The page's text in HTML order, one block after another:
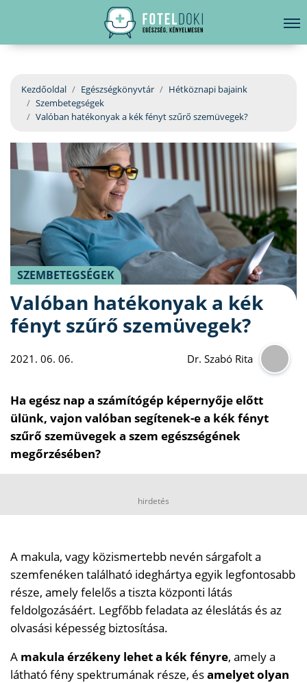
EGÉSZSÉGKÖNYVTÁR
BETEGSÉGKALAUZ
ÜGYELETKERESŐ
ORVOS VÁLASZOL
ORVOSKERESŐ
hirdetés
Kezdőoldal Egészségkönyvtár
Hétköznapi bajaink
Szembetegségek
Valóban hatékonyak a kék fényt szűrő szemüvegek?
SZEMBETEGSÉGEK
Valóban hatékonyak a kék
fényt szűrő szemüvegek?
2021. 06. 06. Dr. Szabó Rita
Ha egész nap a számítógép képernyője előtt
ülünk, vajon valóban segítenek-e a kék fényt
szűrő szemüvegek a szem egészségének
megőrzésében?
hirdetés
A makula, vagy közismertebb nevén sárgafolt a
szemfenéken található ideghártya egyik legfontosabb
része, amely felelős a tiszta központi látás
feldolgozásáért. Legfőbb feladata az éleslátás és az
olvasási képesség biztosítása.
A makula érzékeny lehet a kék fényre, amely a
látható fény spektrumának része, ésamelyet olyan